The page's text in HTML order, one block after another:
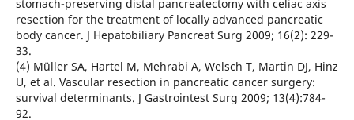
stomach-preserving distal pancreatectomy with celiac axis
resection for the treatment of locally advanced pancreatic
body cancer. J Hepatobiliary Pancreat Surg 2009; 16(2): 229-
33.
(4) Müller SA, Hartel M, Mehrabi A, Welsch T, Martin DJ, Hinz
U, et al. Vascular resection in pancreatic cancer surgery:
survival determinants. J Gastrointest Surg 2009; 13(4):784-
92.